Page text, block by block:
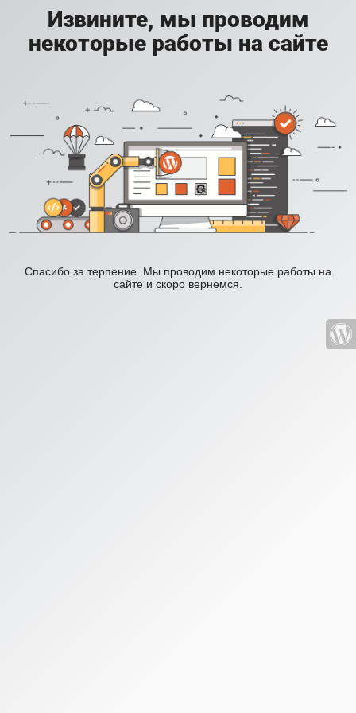
Извините, мы проводим
некоторые работы на сайте
Спасибо за терпение. Мы проводим некоторые работы на
сайте и скоро вернемся.